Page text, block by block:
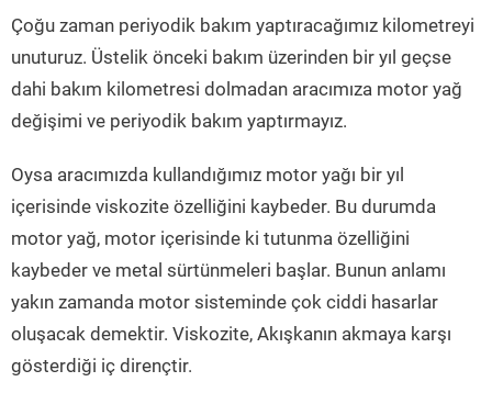
Çoğu zaman periyodik bakım yaptıracağımız kilometreyi
unuturuz. Üstelik önceki bakım üzerinden bir yıl geçse
dahi bakım kilometresi dolmadan aracımıza motor yağ
değişimi ve periyodik bakım yaptırmayız.
Oysa aracımızda kullandığımız motor yağı bir yıl
içerisinde viskozite özelliğini kaybeder. Bu durumda
motor yağ, motor içerisinde ki tutunma özelliğini
kaybeder ve metal sürtünmeleri başlar. Bunun anlamı
yakın zamanda motor sisteminde çok ciddi hasarlar
oluşacak demektir. Viskozite, Akışkanın akmaya karşı
gösterdiği iç dirençtir.